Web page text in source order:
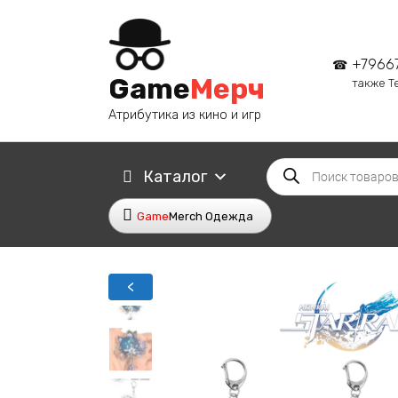
GameМерч
Атрибутика из кино и игр
также
Каталог
Поиск
товаров
GameMerch Одежда
<